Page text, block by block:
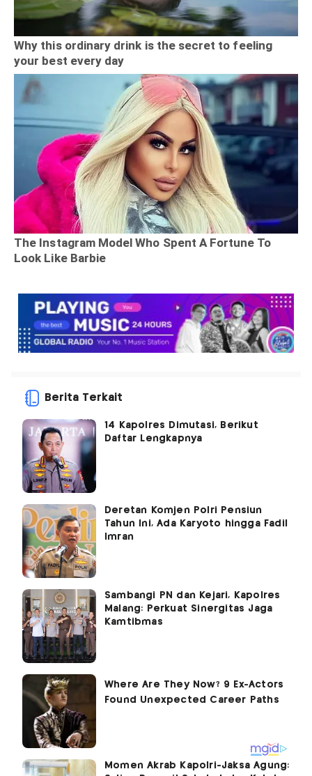
Berita Terkait
14 Kapolres Dimutasi, Berikut
Daftar Lengkapnya
Deretan Komjen Polri Pensiun
Tahun Ini, Ada Karyoto hingga Fadil
Imran
Sambangi PN dan Kejari, Kapolres
Malang: Perkuat Sinergitas Jaga
Kamtibmas
Momen Akrab Kapolri-Jaksa Agung: